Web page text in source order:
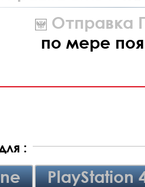
Отправка
по мере
:
PlayStation